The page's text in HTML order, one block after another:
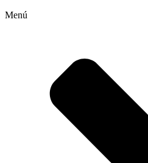
Menú